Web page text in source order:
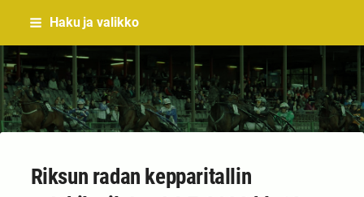
Siirry
sisältöön
Haku ja valikko
Sivuston etusivulle
Riksun radan kepparitallin